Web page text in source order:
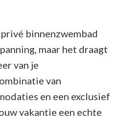
binnenzwembad
maar het draagt
van je
van
en een exclusief
vakantie een echte